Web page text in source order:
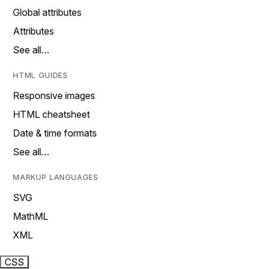
Global attributes
Attributes
See all…
HTML GUIDES
Responsive images
HTML cheatsheet
Date & time formats
See all…
MARKUP LANGUAGES
SVG
MathML
XML
CSS